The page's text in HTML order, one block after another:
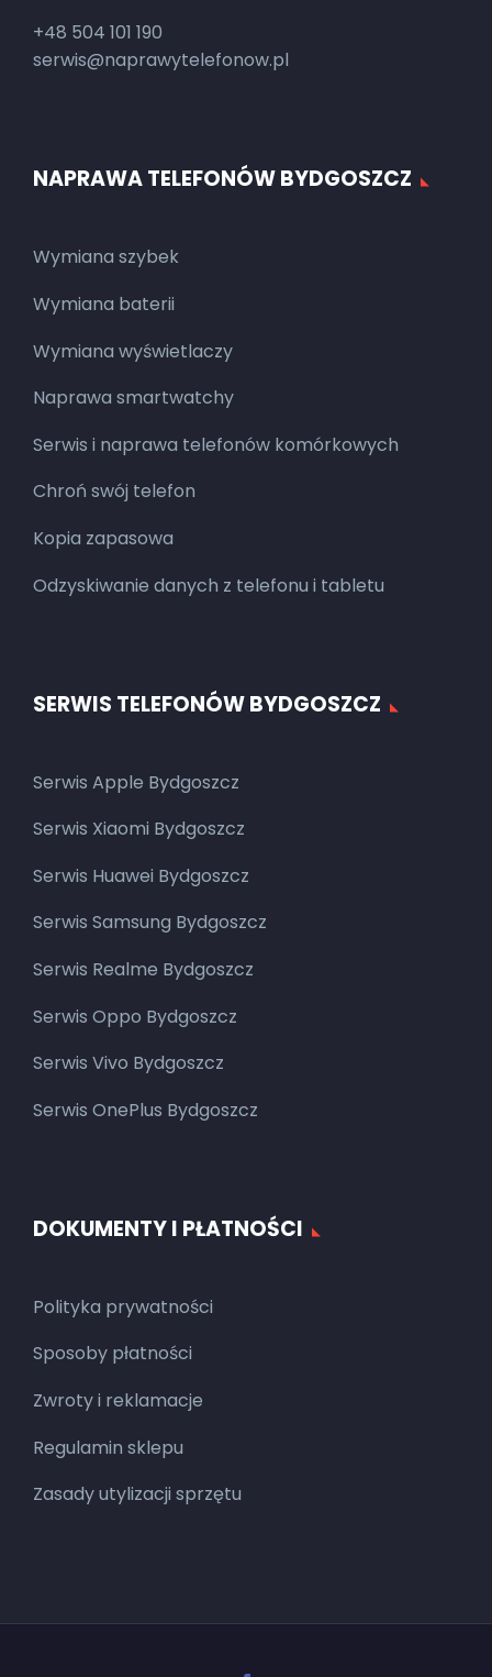
+48 504 101 190
serwis@naprawytelefonow.pl
NAPRAWA TELEFONÓW BYDGOSZCZ
Wymiana szybek
Wymiana baterii
Wymiana wyświetlaczy
Naprawa smartwatchy
Serwis i naprawa telefonów komórkowych
Chroń swój telefon
Kopia zapasowa
Odzyskiwanie danych z telefonu i tabletu
SERWIS TELEFONÓW BYDGOSZCZ
Serwis Apple Bydgoszcz
Serwis Xiaomi Bydgoszcz
Serwis Huawei Bydgoszcz
Serwis Samsung Bydgoszcz
Serwis Realme Bydgoszcz
Serwis Oppo Bydgoszcz
Serwis Vivo Bydgoszcz
Serwis OnePlus Bydgoszcz
DOKUMENTY I PŁATNOŚCI
Polityka prywatności
Sposoby płatności
Zwroty i reklamacje
Regulamin sklepu
Zasady utylizacji sprzętu